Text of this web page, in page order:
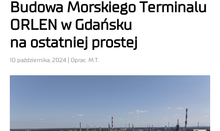
Budowa Morskiego Terminalu
ORLEN w Gdańsku
na ostatniej prostej
10 października, 2024 | Oprac. M.T.